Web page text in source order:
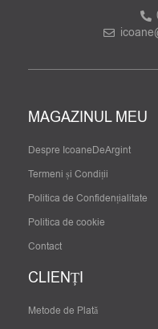
MAGAZINUL MEU
Despre IcoaneDeArgint
Termeni și Condiții
Politica de Confidențialitate
Politica de cookie
Contact
CLIENȚI
Metode de Plată